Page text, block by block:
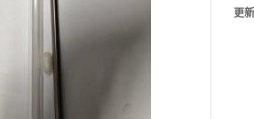
更